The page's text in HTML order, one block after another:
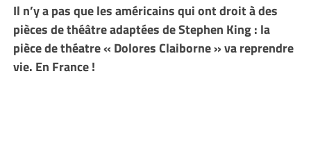
Il n’y a pas que les américains qui ont droit à des
pièces de théâtre adaptées de Stephen King : la
pièce de théatre « Dolores Claiborne » va reprendre
vie. En France !